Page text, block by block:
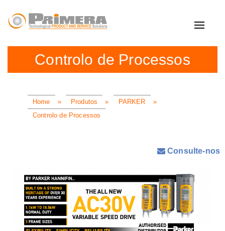
Toggle
Controlo de Processos
Home » Produtos » PARKER
»
Controlo de Processos
Consulte-nos